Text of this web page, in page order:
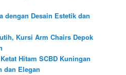
dengan Desain Estetik dan
Kursi Arm Chairs Depok
Hitam SCBD Kuningan
dan Elegan